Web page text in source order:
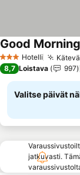
3 Tähtiluokitus
Hotelli
Good
8,7 Loistava 997
Valitse päivät
jatkuvasti.